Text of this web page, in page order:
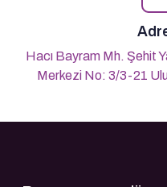
Hacı Bayram Mh. Şehit
Merkezi No: 3/3-21